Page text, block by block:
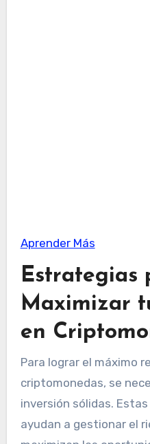
Aprender Más
Estrategias
Maximizar
en
Para lograr el máximo
criptomonedas, se
inversión sólidas.
ayudan a gestionar el